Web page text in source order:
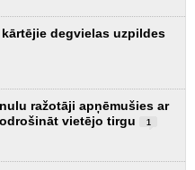
degvielas uzpildes
ražotāji apņēmušies ar
vietējo tirgu
1